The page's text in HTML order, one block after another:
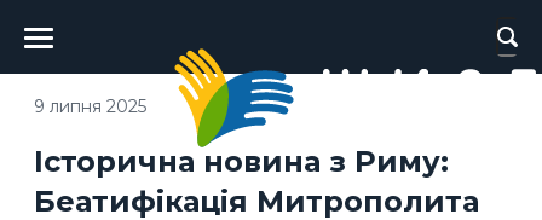
Головне
меню
Історична новина з Риму:
Беатифікація Митрополита
9 липня 2025